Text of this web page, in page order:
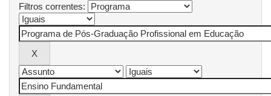
Filtros correntes: